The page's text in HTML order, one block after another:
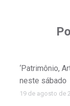
‘Patrimônio,
neste sábado
19 de agosto de